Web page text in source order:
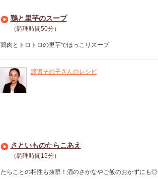
鶏と里芋のスープ
（調理時間50分）
鶏肉とトロトロの里芋でほっこりスープ
渡邊その子さんのレシピ
さといものたらこあえ
（調理時間15分）
たらことの相性も抜群！酒のさかなやご飯のおかずにも◎